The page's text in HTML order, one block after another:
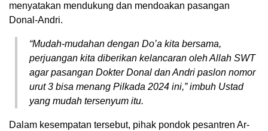
menyatakan mendukung dan mendoakan pasangan
Donal-Andri.
“Mudah-mudahan dengan Do’a kita bersama,
perjuangan kita diberikan kelancaran oleh Allah SWT
agar pasangan Dokter Donal dan Andri paslon nomor
urut 3 bisa menang Pilkada 2024 ini,” imbuh Ustad
yang mudah tersenyum itu.
Dalam kesempatan tersebut, pihak pondok pesantren Ar-